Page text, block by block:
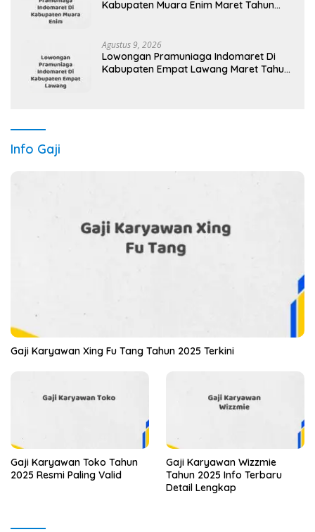
Kabupaten Muara Enim Maret Tahun
Agustus 9, 2026
Lowongan Pramuniaga Indomaret Di
Kabupaten Empat Lawang Maret Tahun
Info Gaji
Gaji Karyawan Xing Fu Tang Tahun 2025 Terkini
Gaji Karyawan Toko Tahun
2025 Resmi Paling Valid
Gaji Karyawan Wizzmie
Tahun 2025 Info Terbaru
Detail Lengkap